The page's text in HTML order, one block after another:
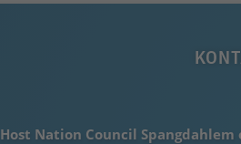
Host Nation Council Spangdahlem